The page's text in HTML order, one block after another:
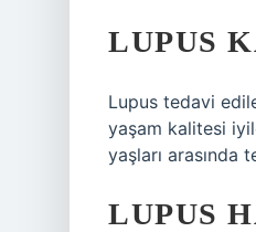
LUPUS
Lupus tedavi
yaşam kalitesi
yaşları arasında
LUPUS